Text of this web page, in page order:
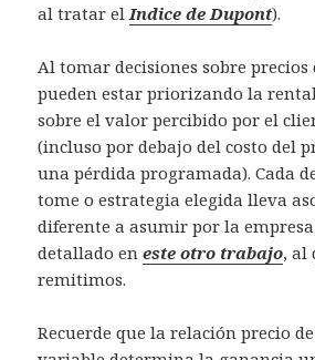
al tratar elIndice de Dupont).
Al tomar decisiones sobre precios
pueden estar priorizando la
sobre el valor percibido por el
(incluso por debajo del costo del
una pérdida programada). Cada
tome o estrategia elegida lleva
diferente a asumir por la
detallado eneste otro trabajo, al
remitimos.
Recuerde que la relación precio